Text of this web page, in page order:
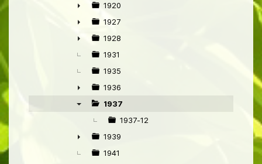
►
1920
►
1927
►
1928
1931
1935
►
1936
1937
1937-12
►
1939
1941